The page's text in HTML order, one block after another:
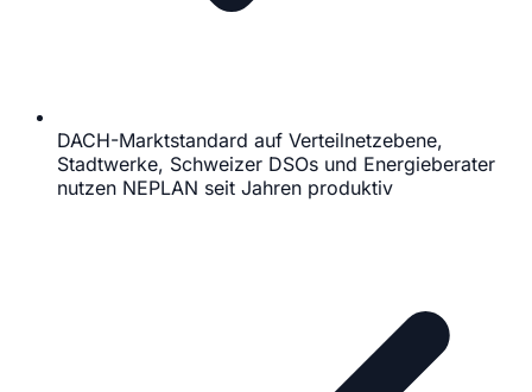
DACH-Marktstandard auf Verteilnetzebene,
Stadtwerke, Schweizer DSOs und Energieberater
nutzen NEPLAN seit Jahren produktiv